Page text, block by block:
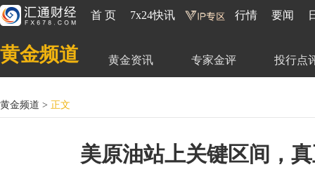
首 页 7x24快讯 行情 要闻
黄金频道 黄金资讯 专家金评 投行点
黄金频道 > 正文
美原油站上关键区间，